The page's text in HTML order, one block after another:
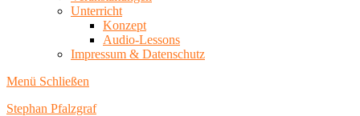
Unterricht
Konzept
Audio-Lessons
Impressum & Datenschutz
Menü Schließen
Stephan Pfalzgraf